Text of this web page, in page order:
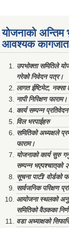
योजनाको अन्तिम
आवश्यक
उपभोक्ता समितिले
गरेको निवेदन पत्र।
लागत ईष्टिमेट, नक्सा
नापी निरिक्षण फाराम।
कार्य सम्पन्न
विल भरपाईहरु
समितिको अध्यक्षले
फाराम।
योजनाको कार्य सुरु
सम्पन्न भएपश्चात्‌को
सूचना पाटी/ वोर्डको
सार्वजनिक परिक्षण
आयोजना स्थलको
समितिको वैठकका
वडा अध्याक्षको